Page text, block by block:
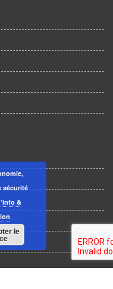
sécurité
&
le